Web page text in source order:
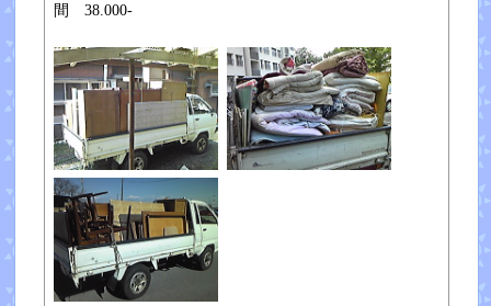
間 38.000-